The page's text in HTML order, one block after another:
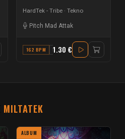
HardTek - Tribe Tekno
Pitch Mad Attak
162 BPM F1.30 €
MILTATEK
ALBUM